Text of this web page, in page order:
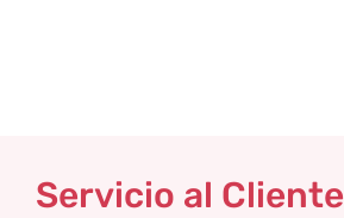
Servicio al Cliente